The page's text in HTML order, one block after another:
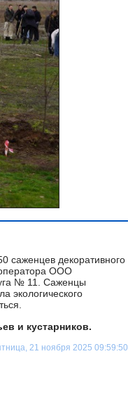
саженцев декоративного
оператора ООО
№ 11. Саженцы
экологического
и кустарников.
21 ноября 2025 09:59:50